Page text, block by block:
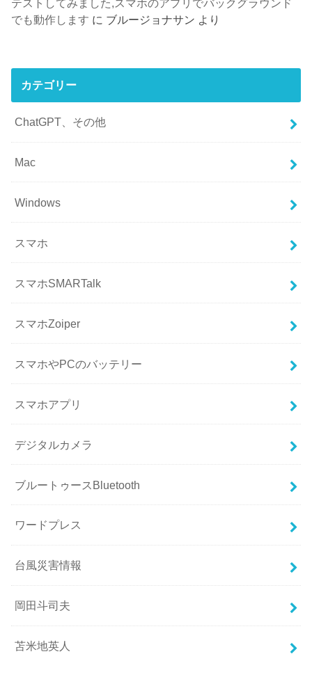
テストしてみました,スマホのアプリでバックグラウンド
でも動作します に ブルージョナサン より
カテゴリー
ChatGPT、その他
Mac
Windows
スマホ
スマホSMARTalk
スマホZoiper
スマホやPCのバッテリー
スマホアプリ
デジタルカメラ
ブルートゥースBluetooth
ワードプレス
台風災害情報
岡田斗司夫
苫米地英人